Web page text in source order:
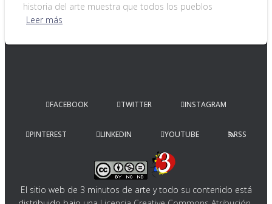
historia del arte muestra que todos los pueblos
Leer más
FACEBOOK TWITTER INSTAGRAM
PINTEREST LINKEDIN YOUTUBE RSS
El sitio web de 3 minutos de arte y todo su contenido está